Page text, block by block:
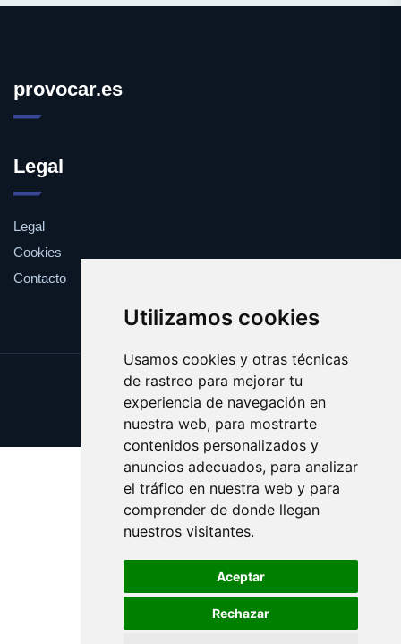
Utilizamos cookies
Usamos cookies y otras técnicas
de rastreo para mejorar tu
experiencia de navegación en
nuestra web, para mostrarte
contenidos personalizados y
anuncios adecuados, para analizar
el tráfico en nuestra web y para
comprender de donde llegan
nuestros visitantes.
Aceptar
Rechazar
provocar.es
Legal
Legal
Cookies
Contacto
Update cookies preferences
Copyright © 2025 provocar.es